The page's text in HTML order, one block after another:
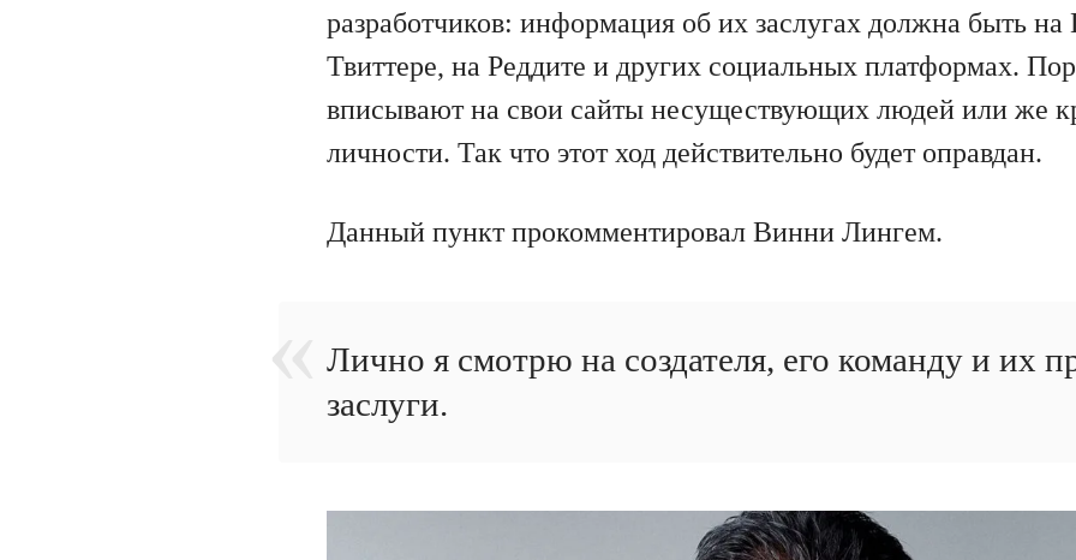
разработчиков: информация об их заслугах должна быть
Твиттере, на Реддите и других социальных платформах.
вписывают на свои сайты несуществующих людей или же
личности. Так что этот ход действительно будет оправдан.
Данный пункт прокомментировал Винни Лингем.
Лично я смотрю на создателя, его команду и их
заслуги.